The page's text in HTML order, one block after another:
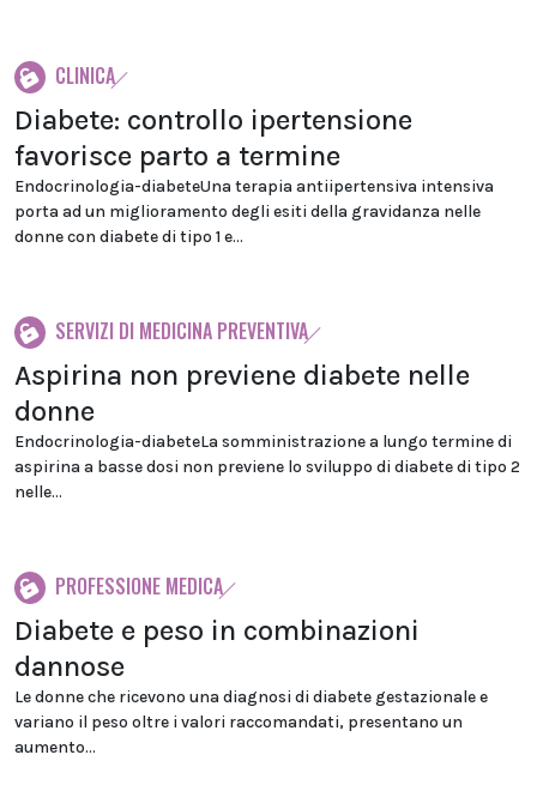
CLINICA
Diabete: controllo ipertensione
favorisce parto a termine
Endocrinologia-diabeteUna terapia antiipertensiva intensiva
porta ad un miglioramento degli esiti della gravidanza nelle
donne con diabete di tipo 1 e...
SERVIZI DI MEDICINA PREVENTIVA
Aspirina non previene diabete nelle
donne
Endocrinologia-diabeteLa somministrazione a lungo termine di
aspirina a basse dosi non previene lo sviluppo di diabete di tipo 2
nelle...
PROFESSIONE MEDICA
Diabete e peso in combinazioni
dannose
Le donne che ricevono una diagnosi di diabete gestazionale e
variano il peso oltre i valori raccomandati, presentano un
aumento...